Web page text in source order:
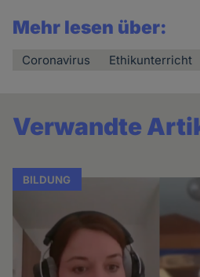
Mehr lesen über:
Coronavirus Ethikunterricht
Verwandte
BILDUNG